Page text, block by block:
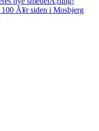
Ã¥r siden i Mosbjerg